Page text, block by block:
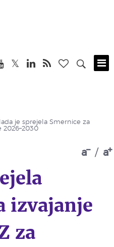
je sprejela Smernice za
2026–2030
a / a
izvajanje
za